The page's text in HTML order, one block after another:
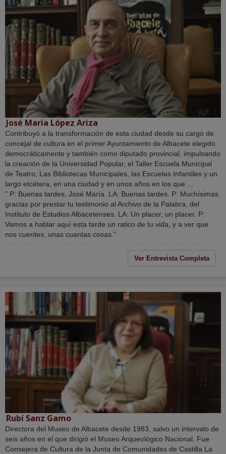
José María López Ariza
Contribuyó a la transformación de esta ciudad desde su cargo de
concejal de cultura en el primer Ayuntamiento de Albacete elegido
democráticamente y también como diputado provincial, impulsando
la creación de la Universidad Popular, el Taller Escuela Municipal
de Teatro, Las Bibliotecas Municipales, las Escuelas Infantiles y un
largo etcétera, en una ciudad y en unos años en los que ...
" P: Buenas tardes, José María. LA: Buenas tardes. P: Muchísimas
gracias por prestar tu testimonio al Archivo de la Palabra, del
Instituto de Estudios Albacetenses. LA: Un placer, un placer. P:
Vamos a hablar aquí esta tarde un ratico de tu vida, y a ver que
nos cuentes, unas cuantas cosas."
Ver Entrevista Completa
Rubí Sanz Gamo
Directora del Museo de Albacete desde 1983, salvo un intervalo de
seis años en el que dirigió el Museo Arqueológico Nacional. Fue
Consejera de Cultura de la Junta de Comunidades de Castilla La